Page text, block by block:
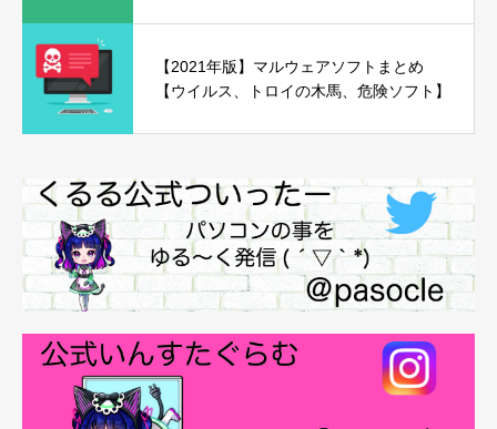
【2021年版】マルウェアソフトまとめ
【ウイルス、トロイの木馬、危険ソフト】